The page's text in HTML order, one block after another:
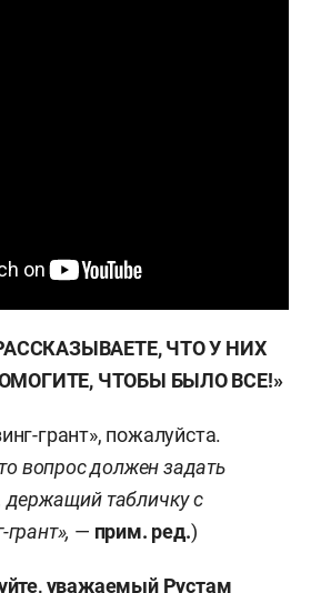
ЧТО У НИХ
ЧТОБЫ БЫЛО ВСЕ!»
грант», пожалуйста.
вопрос должен задать
держащий табличку с
— прим. ред.)
уважаемый Рустам